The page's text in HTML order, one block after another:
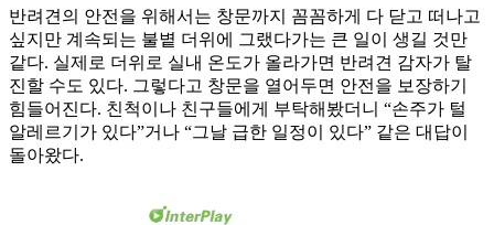
반려견의 안전을 위해서는 창문까지 꼼꼼하게 다 닫고 떠나고
싶지만 계속되는 불볕 더위에 그랬다가는 큰 일이 생길 것만
같다. 실제로 더위로 실내 온도가 올라가면 반려견 감자가 탈
진할 수도 있다. 그렇다고 창문을 열어두면 안전을 보장하기
힘들어진다. 친척이나 친구들에게 부탁해봤더니 “손주가 털
알레르기가 있다”거나 “그날 급한 일정이 있다” 같은 대답이
돌아왔다.